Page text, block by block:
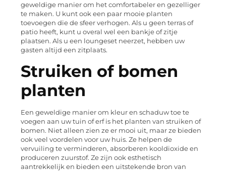
geweldige manier om het comfortabeler en gezelliger
te maken. U kunt ook een paar mooie planten
toevoegen die de sfeer verhogen. Als u geen terras of
patio heeft, kunt u overal wel een bankje of zitje
plaatsen. Als u een loungeset neerzet, hebben uw
gasten altijd een zitplaats.
Struiken of bomen
planten
Een geweldige manier om kleur en schaduw toe te
voegen aan uw tuin of erf is het planten van struiken of
bomen. Niet alleen zien ze er mooi uit, maar ze bieden
ook veel voordelen voor uw huis. Ze helpen de
vervuiling te verminderen, absorberen kooldioxide en
produceren zuurstof. Ze zijn ook esthetisch
aantrekkelijk en bieden een uitstekende bron van